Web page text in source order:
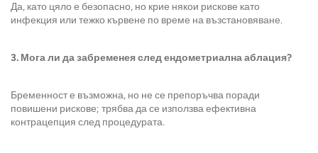
Да, като цяло е безопасно, но крие някои рискове като
инфекция или тежко кървене по време на възстановяване.
3. Мога ли да забременея след ендометриална аблация?
Бременност е възможна, но не се препоръчва поради
повишени рискове; трябва да се използва ефективна
контрацепция след процедурата.